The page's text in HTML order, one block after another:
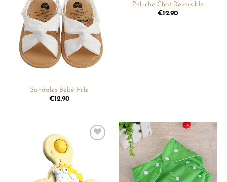
Ajouter
à la
liste de
souhaits
Sandales Bébé Fille
€12.90
Ajouter
Peluche Chat Reversible
€12.90
à la
liste de
souhaits